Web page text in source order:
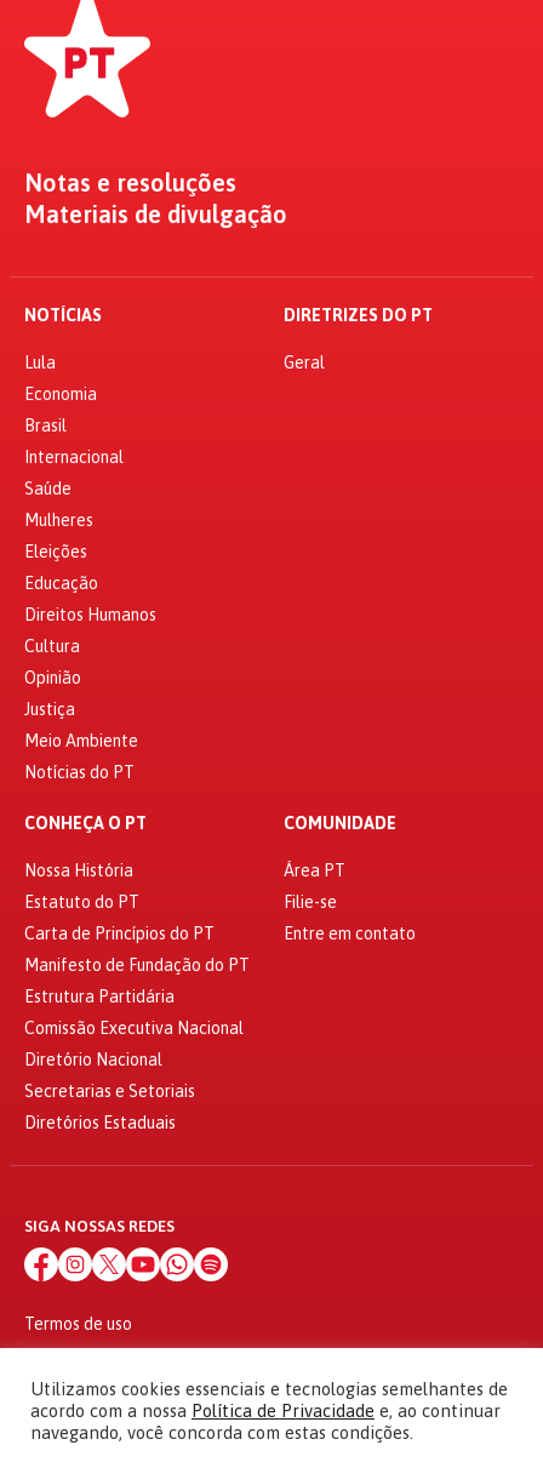
Notas e resoluções
Materiais de divulgação
NOTÍCIAS
Lula
Economia
Brasil
Internacional
Saúde
Mulheres
Eleições
Educação
Direitos Humanos
Cultura
Opinião
Justiça
Meio Ambiente
Notícias do PT
DIRETRIZES DO PT
Geral
CONHEÇA O PT
Nossa História
Estatuto do PT
Carta de Princípios do PT
Manifesto de Fundação do PT
Estrutura Partidária
Comissão Executiva Nacional
Diretório Nacional
Secretarias e Setoriais
Diretórios Estaduais
COMUNIDADE
Área PT
Filie-se
Entre em contato
SIGA NOSSAS REDES
Termos de uso
Política de privacidade
© 2010 - 2026
Partido dos Trabalhadores Todos os direitos reservados
Utilizamos cookies essenciais e tecnologias semelhantes de
acordo com a nossa Política de Privacidade e, ao continuar
navegando, você concorda com estas condições.